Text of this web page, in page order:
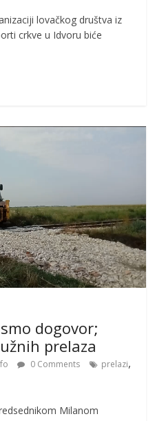
lovačkog društva iz
crkve u Idvoru biće
dogovor;
prelaza
0 Comments prelazi,
Milanom